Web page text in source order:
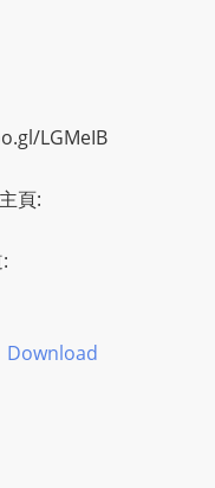
LGMeIB
頁:
Download